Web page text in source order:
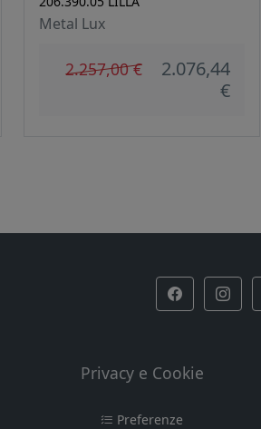
Metal Lux
2.257,00 €
2.076,44
€
Privacy e Cookie
Preferenze